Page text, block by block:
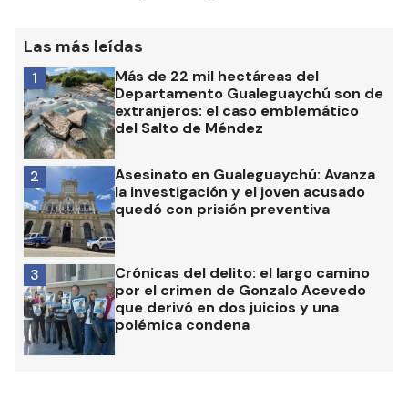
Las más leídas
Más de 22 mil hectáreas del
Departamento Gualeguaychú son de
extranjeros: el caso emblemático
del Salto de Méndez
1
Asesinato en Gualeguaychú: Avanza
la investigación y el joven acusado
quedó con prisión preventiva
2
Crónicas del delito: el largo camino
por el crimen de Gonzalo Acevedo
que derivó en dos juicios y una
polémica condena
3